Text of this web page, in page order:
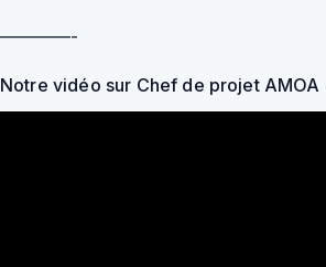
————-
Notre vidéo sur Chef de projet AMOA